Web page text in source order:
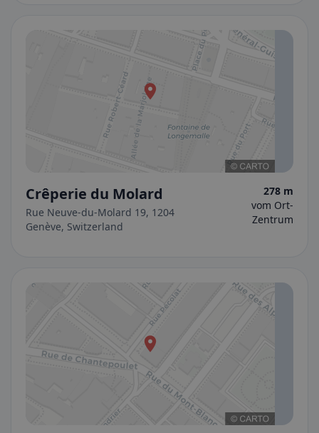
Crêperie du Molard
Rue Neuve-du-Molard 19, 1204
Genève, Switzerland
278 m
vom Ort-
Zentrum